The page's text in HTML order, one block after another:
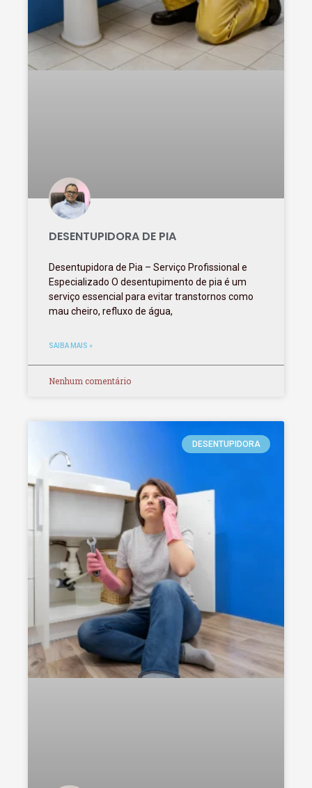
DESENTUPIDORA DE PIA
Desentupidora de Pia – Serviço Profissional e
Especializado O desentupimento de pia é um
serviço essencial para evitar transtornos como
mau cheiro, refluxo de água,
SAIBA MAIS »
Nenhum comentário
DESENTUPIDORA